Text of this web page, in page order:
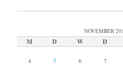
NOVEMBER
M D W D
4
5 6 7